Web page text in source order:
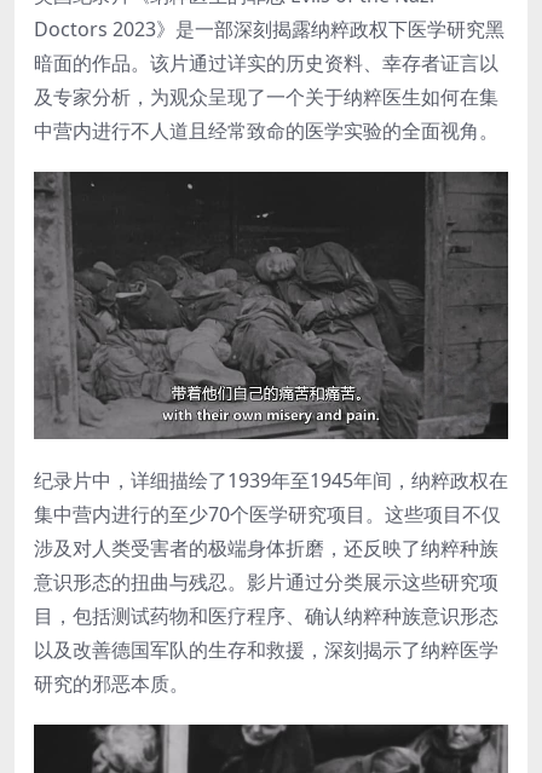
Doctors 2023》是一部深刻揭露纳粹政权下医学研究黑
暗面的作品。该片通过详实的历史资料、幸存者证言以
及专家分析，为观众呈现了一个关于纳粹医生如何在集
中营内进行不人道且经常致命的医学实验的全面视角。
纪录片中，详细描绘了1939年至1945年间，纳粹政权在
集中营内进行的至少70个医学研究项目。这些项目不仅
涉及对人类受害者的极端身体折磨，还反映了纳粹种族
意识形态的扭曲与残忍。影片通过分类展示这些研究项
目，包括测试药物和医疗程序、确认纳粹种族意识形态
以及改善德国军队的生存和救援，深刻揭示了纳粹医学
研究的邪恶本质。